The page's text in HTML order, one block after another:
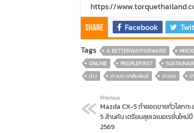
https://
Share Facebook
Tags
A BETTERWAYFORWARD
ONLINE
PEOPLEFIRST
ข่าว
ข่าวประชาสัมพันธ์ ข่าวรถ ข่
Previous
Mazda CX-5 ทำยอดขายทั่วโลกทะ
5 ล้านคัน เตรียมลุยเจเนอเรชั่นใหม่ปี
2569